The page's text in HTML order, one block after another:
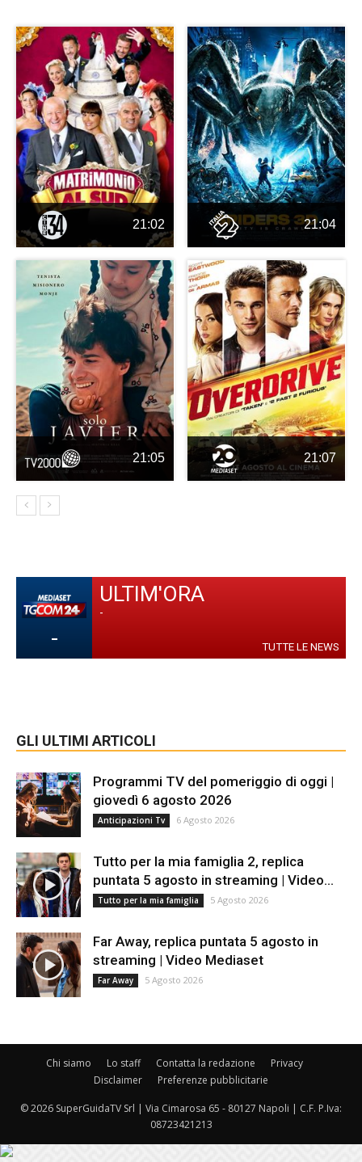
21:02 21:04
21:05 21:07
-
ULTIM'ORA
-
TUTTE LE NEWS
GLI ULTIMI ARTICOLI
Programmi TV del pomeriggio di oggi |
giovedì 6 agosto 2026
Anticipazioni Tv 6 Agosto 2026
Tutto per la mia famiglia 2, replica
puntata 5 agosto in streaming | Video...
Tutto per la mia famiglia 5 Agosto 2026
Far Away, replica puntata 5 agosto in
streaming | Video Mediaset
Far Away 5 Agosto 2026
Chi siamo Lo staff Contatta la redazione
Privacy
Disclaimer
Preferenze pubblicitarie
© 2026 SuperGuidaTV Srl | Via Cimarosa 65 - 80127 Napoli | C.F. P.Iva:
08723421213